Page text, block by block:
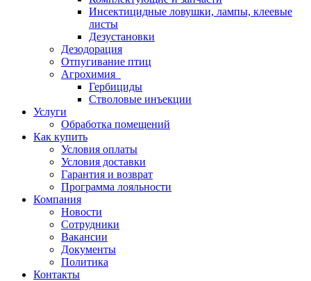
Инсектицидные ловушки, лампы, клеевые
листы
Дезустановки
Дезодорация
Отпугивание птиц
Агрохимия
Гербициды
Стволовые инъекции
Услуги
Обработка помещений
Как купить
Условия оплаты
Условия доставки
Гарантия и возврат
Программа лояльности
Компания
Новости
Сотрудники
Вакансии
Документы
Политика
Контакты